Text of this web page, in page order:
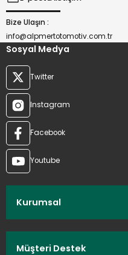
Bize Ulaşın :
info@alpmertotomotiv.com.tr
Sosyal Medya
Twitter
Instagram
Facebook
Youtube
Kurumsal
Müşteri Destek